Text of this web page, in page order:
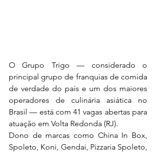
O Grupo Trigo — considerado o
principal grupo de franquias de comida
de verdade do país e um dos maiores
operadores de culinária asiática no
Brasil — está com 41 vagas abertas para
atuação em Volta Redonda (RJ).
Dono de marcas como China In Box,
Spoleto, Koni, Gendai, Pizzaria Spoleto,